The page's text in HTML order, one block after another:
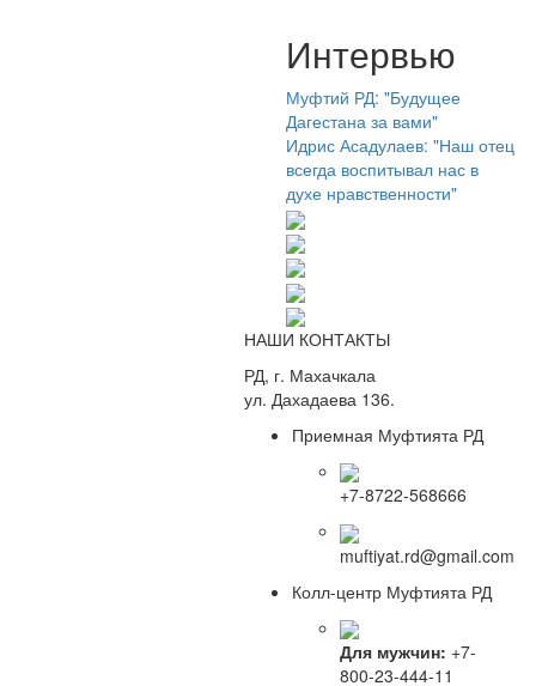
Интервью
Муфтий РД: "Будущее
Дагестана за вами"
Идрис Асадулаев: "Наш отец
всегда воспитывал нас в
духе нравственности"
НАШИ КОНТАКТЫ
РД, г. Махачкала
ул. Дахадаева 136.
Приемная Муфтията РД
+7-8722-568666
muftiyat.rd@gmail.com
Колл-центр Муфтията РД
Для мужчин: +7-
800-23-444-11